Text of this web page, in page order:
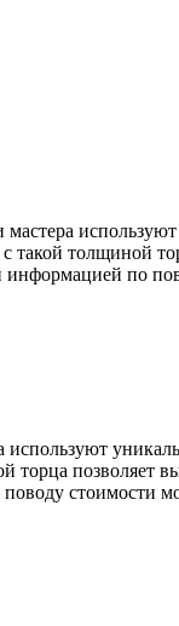
с такой
по
торца
стоимости